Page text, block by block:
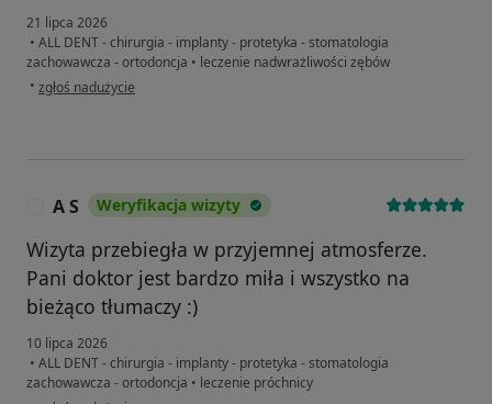
21 lipca 2026
• ALL DENT - chirurgia - implanty - protetyka - stomatologia
zachowawcza - ortodoncja • leczenie nadwrażliwości zębów
• w opinii użytkownika Sviatlana
zgłoś nadużycie
A S Weryfikacja wizyty
Wizyta przebiegła w przyjemnej atmosferze.
Pani doktor jest bardzo miła i wszystko na
bieżąco tłumaczy :)
10 lipca 2026
• ALL DENT - chirurgia - implanty - protetyka - stomatologia
zachowawcza - ortodoncja • leczenie próchnicy